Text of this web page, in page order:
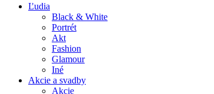
Ľudia
Black & White
Portrét
Akt
Fashion
Glamour
Iné
Akcie a svadby
Akcie